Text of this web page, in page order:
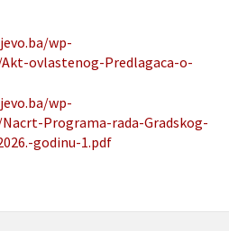
wp-
ovlastenog-Predlagaca-o-
wp-
Programa-rada-Gradskog-
godinu-1.pdf